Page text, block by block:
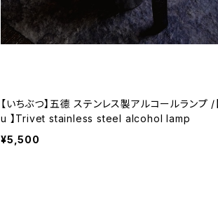
【いちぶつ】五德 ステンレス製アルコールランプ /【 ichibut
u 】Trivet stainless steel alcohol lamp
¥5,500